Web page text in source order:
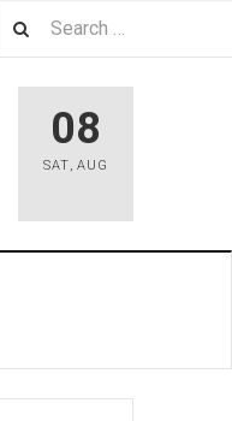
08
SAT, AUG